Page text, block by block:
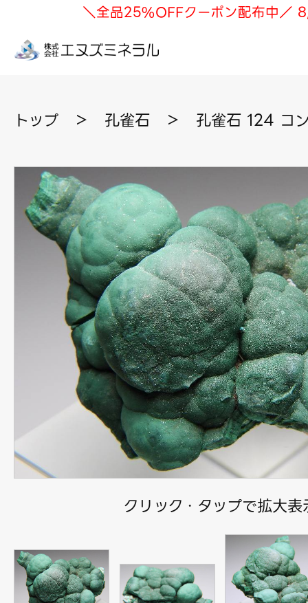
＼全品25%OFFクーポン配布中／
トップ ＞ 孔雀石 ＞ 孔雀石 124 コ
クリック・タップで拡大表